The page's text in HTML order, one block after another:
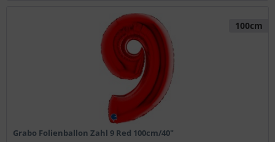
100cm
Grabo Folienballon Zahl 9 Red 100cm/40"